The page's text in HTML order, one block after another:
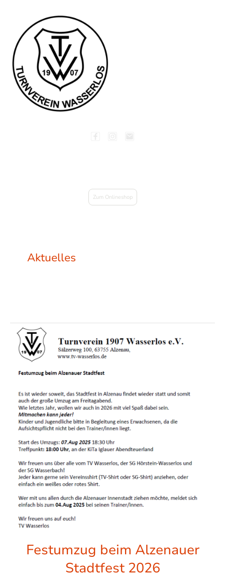
Zum Onlineshop
Aktuelles
Festumzug beim Alzenauer
Stadtfest 2026